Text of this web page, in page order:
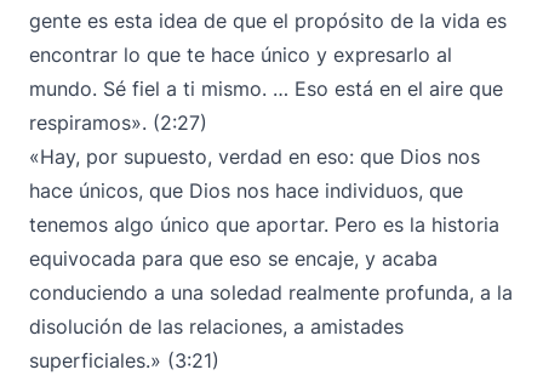
gente es esta idea de que el propósito de la vida es
encontrar lo que te hace único y expresarlo al
mundo. Sé fiel a ti mismo. … Eso está en el aire que
respiramos». (2:27)
«Hay, por supuesto, verdad en eso: que Dios nos
hace únicos, que Dios nos hace individuos, que
tenemos algo único que aportar. Pero es la historia
equivocada para que eso se encaje, y acaba
conduciendo a una soledad realmente profunda, a la
disolución de las relaciones, a amistades
superficiales.» (3:21)